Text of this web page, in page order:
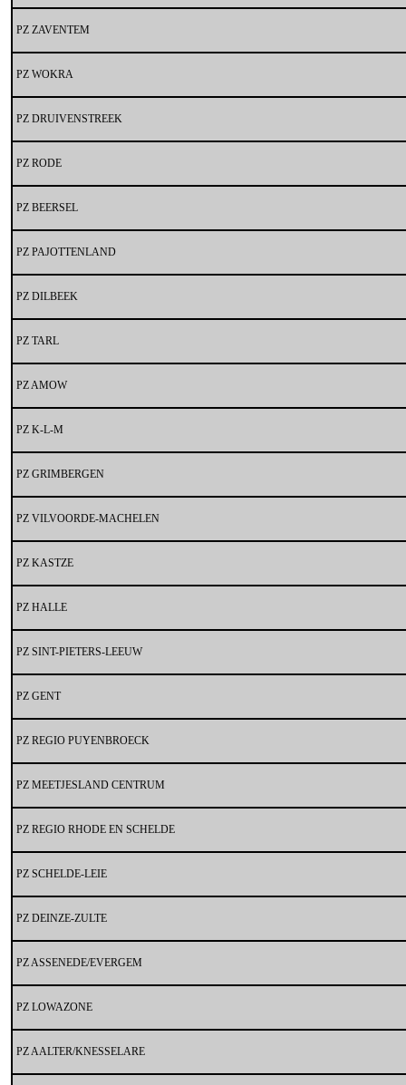
PZ ZAVENTEM
PZ WOKRA
PZ DRUIVENSTREEK
PZ RODE
PZ BEERSEL
PZ PAJOTTENLAND
PZ DILBEEK
PZ TARL
PZ AMOW
PZ K-L-M
PZ GRIMBERGEN
PZ VILVOORDE-MACHELEN
PZ KASTZE
PZ HALLE
PZ SINT-PIETERS-LEEUW
PZ GENT
PZ REGIO PUYENBROECK
PZ MEETJESLAND CENTRUM
PZ REGIO RHODE EN SCHELDE
PZ SCHELDE-LEIE
PZ DEINZE-ZULTE
PZ ASSENEDE/EVERGEM
PZ LOWAZONE
PZ AALTER/KNESSELARE